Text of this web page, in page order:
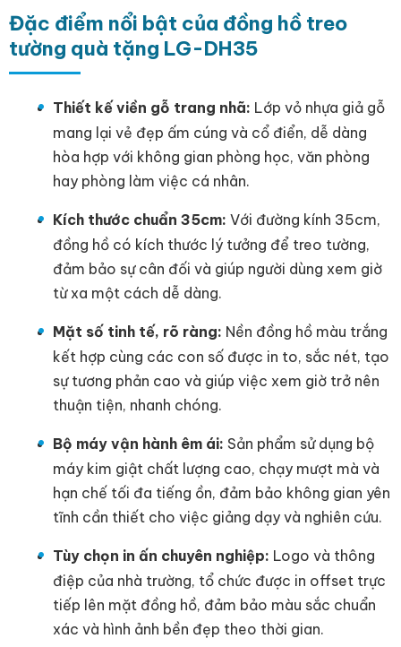
Đặc điểm nổi bật của đồng hồ treo
tường quà tặng LG-DH35
Thiết kế viền gỗ trang nhã: Lớp vỏ nhựa giả gỗ
mang lại vẻ đẹp ấm cúng và cổ điển, dễ dàng
hòa hợp với không gian phòng học, văn phòng
hay phòng làm việc cá nhân.
Kích thước chuẩn 35cm: Với đường kính 35cm,
đồng hồ có kích thước lý tưởng để treo tường,
đảm bảo sự cân đối và giúp người dùng xem giờ
từ xa một cách dễ dàng.
Mặt số tinh tế, rõ ràng: Nền đồng hồ màu trắng
kết hợp cùng các con số được in to, sắc nét, tạo
sự tương phản cao và giúp việc xem giờ trở nên
thuận tiện, nhanh chóng.
Bộ máy vận hành êm ái: Sản phẩm sử dụng bộ
máy kim giật chất lượng cao, chạy mượt mà và
hạn chế tối đa tiếng ồn, đảm bảo không gian yên
tĩnh cần thiết cho việc giảng dạy và nghiên cứu.
Tùy chọn in ấn chuyên nghiệp: Logo và thông
điệp của nhà trường, tổ chức được in offset trực
tiếp lên mặt đồng hồ, đảm bảo màu sắc chuẩn
xác và hình ảnh bền đẹp theo thời gian.